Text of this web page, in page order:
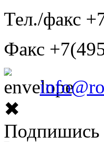
Тел./факс
Факс
✖
Подпишись